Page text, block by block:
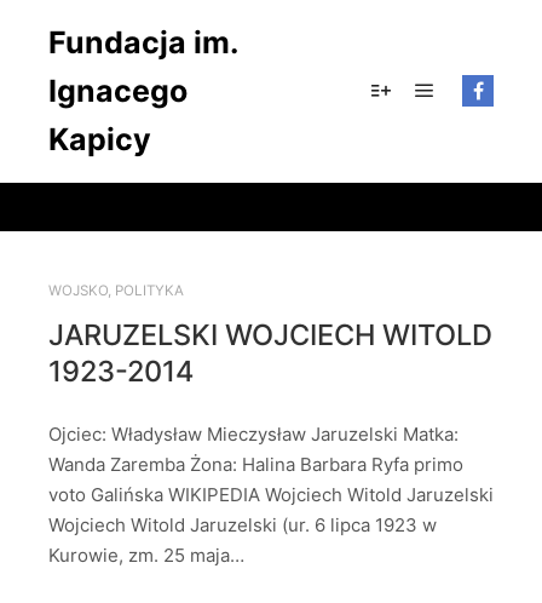
Fundacja im.
Ignacego
Kapicy
WOJSKO, POLITYKA
JARUZELSKI WOJCIECH WITOLD
1923-2014
Ojciec: Władysław Mieczysław Jaruzelski Matka:
Wanda Zaremba Żona: Halina Barbara Ryfa primo
voto Galińska WIKIPEDIA Wojciech Witold Jaruzelski
Wojciech Witold Jaruzelski (ur. 6 lipca 1923 w
Kurowie, zm. 25 maja…